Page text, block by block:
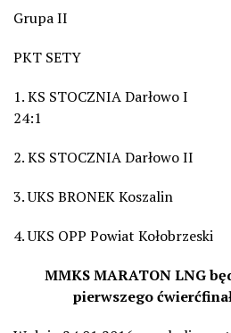
Grupa II
PKT SETY
1. KS STOCZNIA
2. KS STOCZNIA
3. UKS BRONEK
4. UKS OPP Powiat
MMKS MARATON LNG
pierwszego